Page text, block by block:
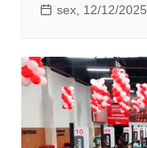
sex, 12/12/2025